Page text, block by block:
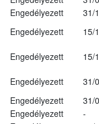
Engedélyezett
31/
Engedélyezett
15/
Engedélyezett
15/
Engedélyezett
31/
Engedélyezett
31/
Engedélyezett
-